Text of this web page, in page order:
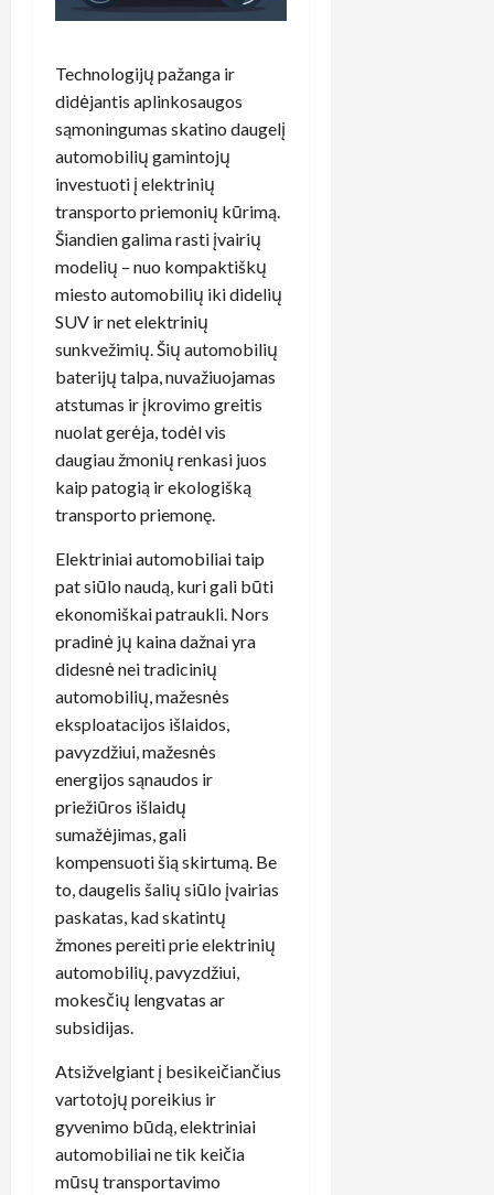
Technologijų pažanga ir
didėjantis aplinkosaugos
sąmoningumas skatino daugelį
automobilių gamintojų
investuoti į elektrinių
transporto priemonių kūrimą.
Šiandien galima rasti įvairių
modelių – nuo kompaktiškų
miesto automobilių iki didelių
SUV ir net elektrinių
sunkvežimių. Šių automobilių
baterijų talpa, nuvažiuojamas
atstumas ir įkrovimo greitis
nuolat gerėja, todėl vis
daugiau žmonių renkasi juos
kaip patogią ir ekologišką
transporto priemonę.
Elektriniai automobiliai taip
pat siūlo naudą, kuri gali būti
ekonomiškai patraukli. Nors
pradinė jų kaina dažnai yra
didesnė nei tradicinių
automobilių, mažesnės
eksploatacijos išlaidos,
pavyzdžiui, mažesnės
energijos sąnaudos ir
priežiūros išlaidų
sumažėjimas, gali
kompensuoti šią skirtumą. Be
to, daugelis šalių siūlo įvairias
paskatas, kad skatintų
žmones pereiti prie elektrinių
automobilių, pavyzdžiui,
mokesčių lengvatas ar
subsidijas.
Atsižvelgiant į besikeičiančius
vartotojų poreikius ir
gyvenimo būdą, elektriniai
automobiliai ne tik keičia
mūsų transportavimo